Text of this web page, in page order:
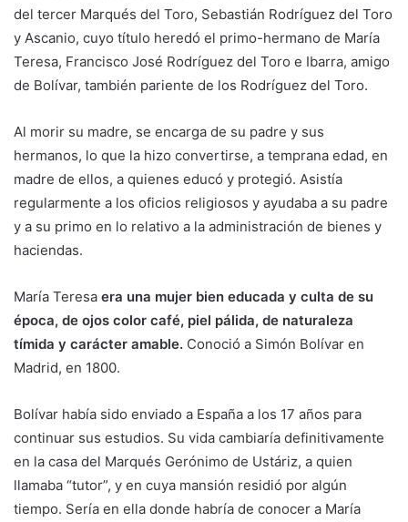
del tercer Marqués del Toro, Sebastián Rodríguez del Toro
y Ascanio, cuyo título heredó el primo-hermano de María
Teresa, Francisco José Rodríguez del Toro e Ibarra, amigo
de Bolívar, también pariente de los Rodríguez del Toro.
Al morir su madre, se encarga de su padre y sus
hermanos, lo que la hizo convertirse, a temprana edad, en
madre de ellos, a quienes educó y protegió. Asistía
regularmente a los oficios religiosos y ayudaba a su padre
y a su primo en lo relativo a la administración de bienes y
haciendas.
María Teresa era una mujer bien educada y culta de su
época, de ojos color café, piel pálida, de naturaleza
tímida y carácter amable. Conoció a Simón Bolívar en
Madrid, en 1800.
Bolívar había sido enviado a España a los 17 años para
continuar sus estudios. Su vida cambiaría definitivamente
en la casa del Marqués Gerónimo de Ustáriz, a quien
llamaba “tutor”, y en cuya mansión residió por algún
tiempo. Sería en ella donde habría de conocer a María